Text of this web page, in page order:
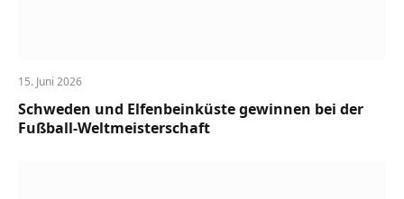
15. Juni 2026
Schweden und Elfenbeinküste gewinnen bei der
Fußball-Weltmeisterschaft